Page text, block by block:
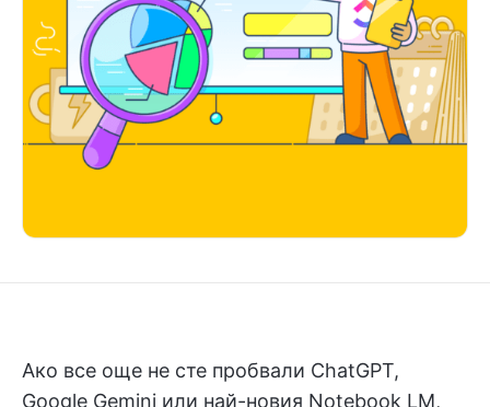
Ако все още не сте пробвали ChatGPT,
Google Gemini или най-новия Notebook LM,